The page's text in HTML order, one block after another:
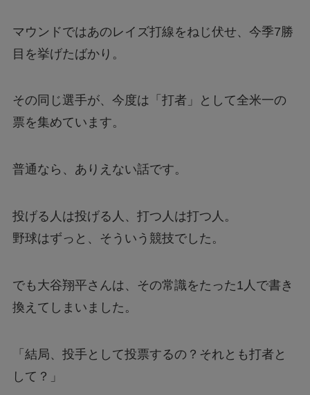
マウンドではあのレイズ打線をねじ伏せ、今季7勝
目を挙げたばかり。
その同じ選手が、今度は「打者」として全米一の
票を集めています。
普通なら、ありえない話です。
投げる人は投げる人、打つ人は打つ人。
野球はずっと、そういう競技でした。
でも大谷翔平さんは、その常識をたった1人で書き
換えてしまいました。
「結局、投手として投票するの？それとも打者と
して？」